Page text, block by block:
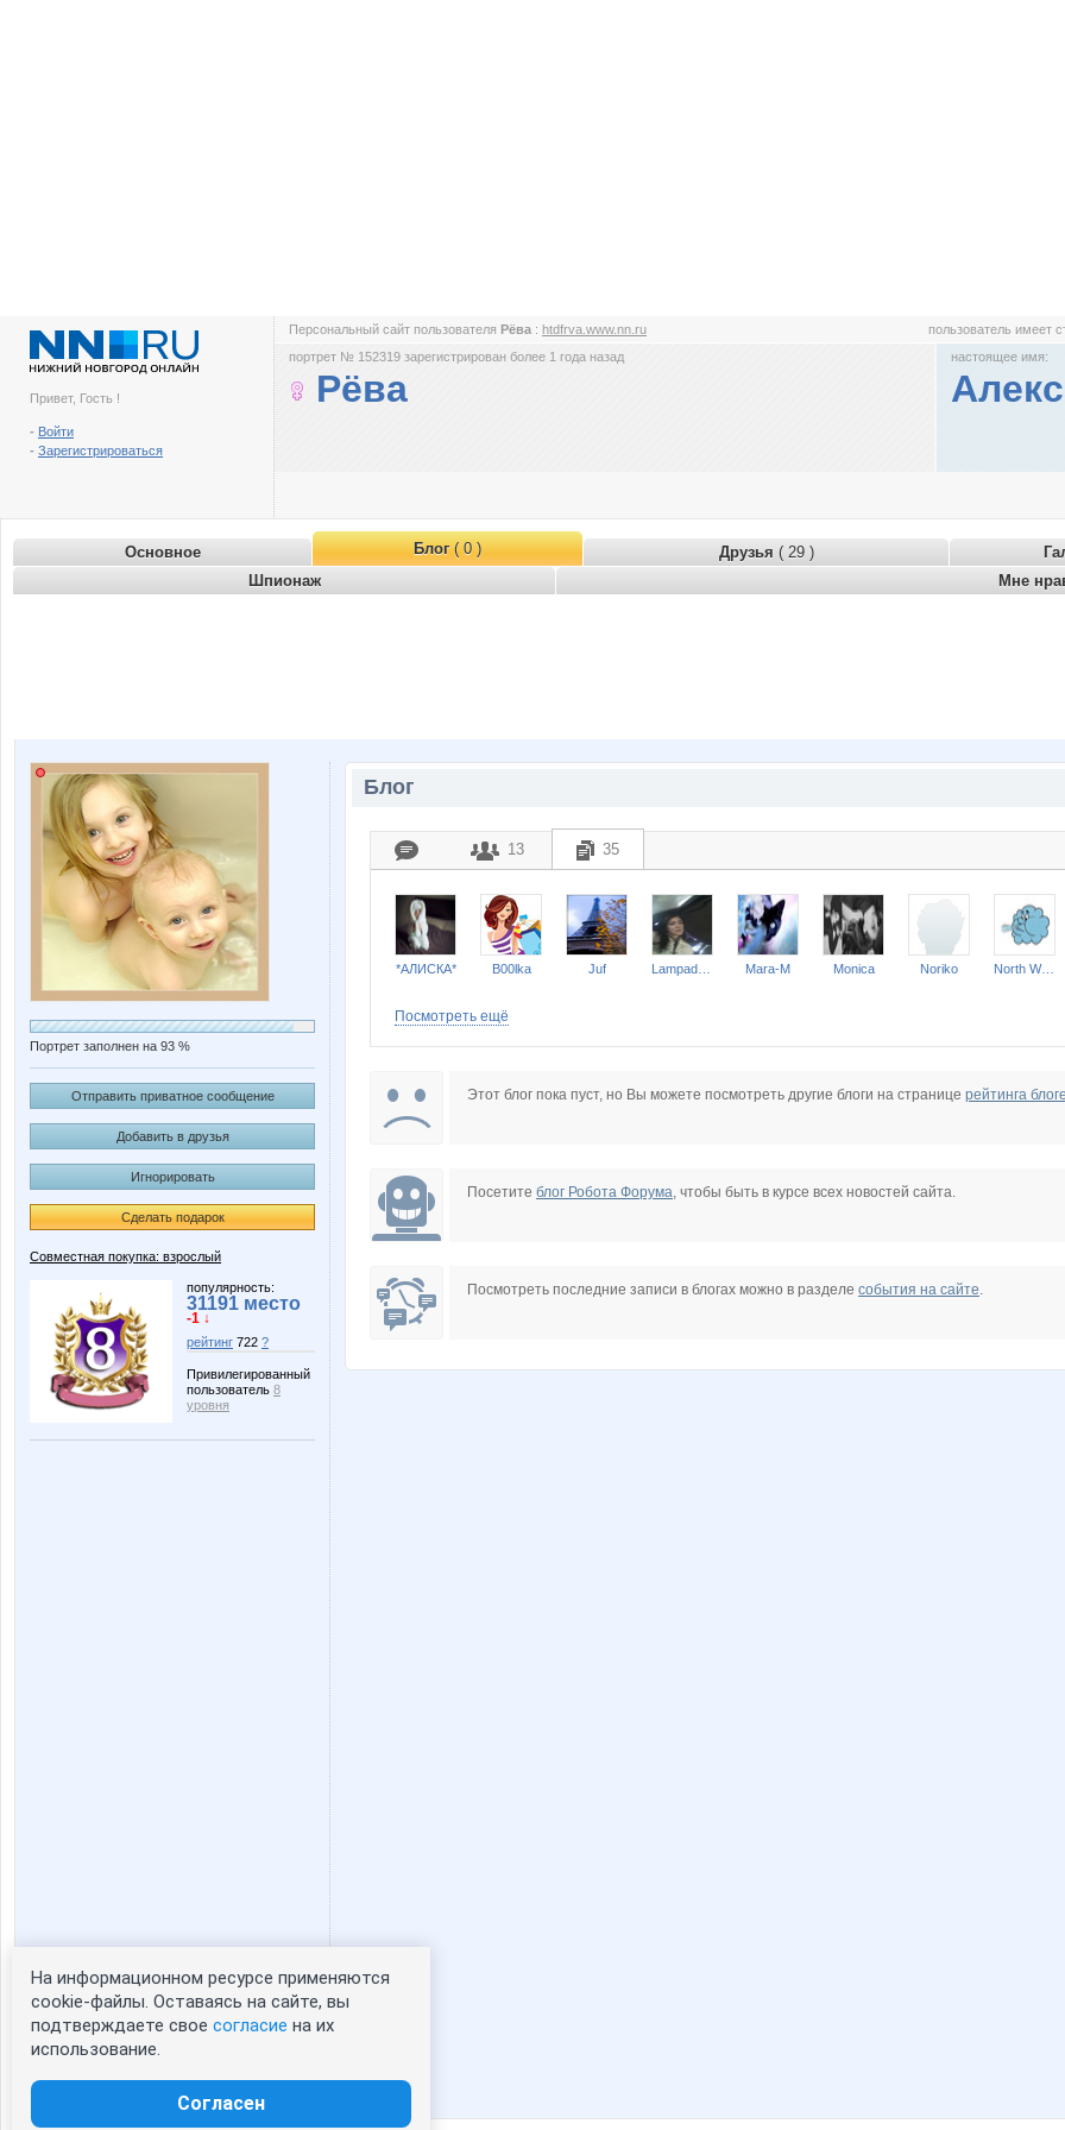
Привет, Гость !
- Войти
- Зарегистрироваться
Персональный сайт пользователя Рёва : htdfrva.www.nn.ru пользователь имеет
портрет № 152319 зарегистрирован более 1 года назад
Рёва
настоящее имя:
Основное Блог( 0 ) Друзья ( 29 )
Шпионаж
Мне
Портрет заполнен на 93 %
Отправить приватное сообщение
Добавить в друзья
Игнорировать
Сделать подарок
Совместная покупка: взрослый
популярность:
31191 место
-1 ↓
рейтинг 722 ?
Привилегированный
пользователь 8
уровня
Статистика портрета:
сейчас просматривают портрет - 0
зарегистрированные пользователи
Блог
13 35
*АЛИСКА* B00lka Juf Mara-M Monica Noriko North Wind
Посмотреть ещё
Этот блог пока пуст, но Вы можете посмотреть другие блоги на странице рейтинга
Посетите блог Робота Форума, чтобы быть в курсе всех новостей сайта.
Посмотреть последние записи в блогах можно в разделе события на сайте.
На информационном ресурсе применяются
cookie-файлы. Оставаясь на сайте, вы
подтверждаете свое согласие на их
использование.
Согласен